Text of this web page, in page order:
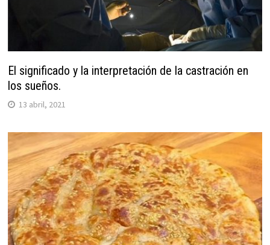
El significado y la interpretación de la castración en
los sueños.
13 abril, 2021